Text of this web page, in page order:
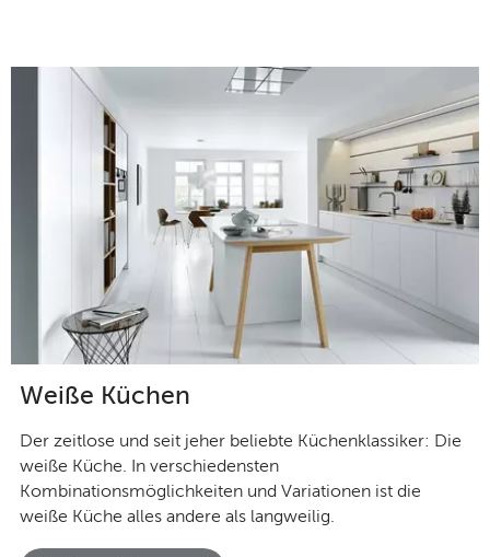
Weiße Küchen
Der zeitlose und seit jeher beliebte Küchenklassiker: Die
weiße Küche. In verschiedensten
Kombinationsmöglichkeiten und Variationen ist die
weiße Küche alles andere als langweilig.